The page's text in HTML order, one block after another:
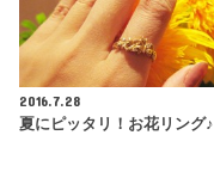
2016.7.28
夏にピッタリ！お花リング♪